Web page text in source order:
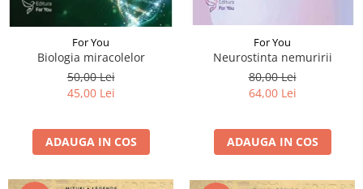
For You
Biologia miracolelor
50,00 Lei
45,00 Lei
ADAUGA IN COS
For You
Neurostinta nemuririi
80,00 Lei
64,00 Lei
ADAUGA IN COS